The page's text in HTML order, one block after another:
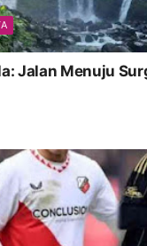
Jalan Menuju